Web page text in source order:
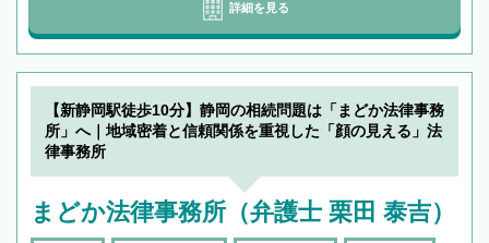
詳細を見る
【新静岡駅徒歩10分】静岡の相続問題は「まどか法律事務
所」へ｜地域密着と信頼関係を重視した「顔の見える」法
律事務所
まどか法律事務所（弁護士 栗田 泰吉）